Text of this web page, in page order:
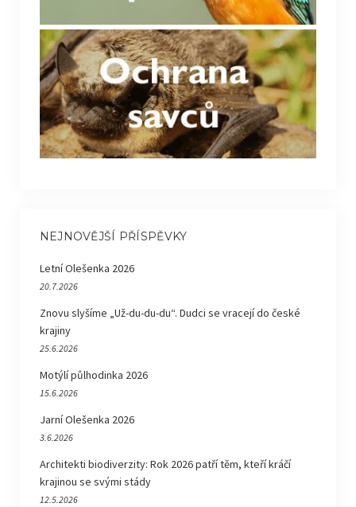
NEJNOVĚJŠÍ PŘÍSPĚVKY
Letní Olešenka 2026
20.7.2026
Znovu slyšíme „Už-du-du-du“. Dudci se vracejí do české
krajiny
25.6.2026
Motýlí půlhodinka 2026
15.6.2026
Jarní Olešenka 2026
3.6.2026
Architekti biodiverzity: Rok 2026 patří těm, kteří kráčí
krajinou se svými stády
12.5.2026